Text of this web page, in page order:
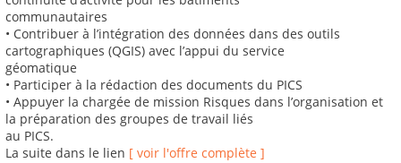
communautaires
• Contribuer à l’intégration des données dans des outils
cartographiques (QGIS) avec l’appui du service
géomatique
• Participer à la rédaction des documents du PICS
• Appuyer la chargée de mission Risques dans l’organisation et
la préparation des groupes de travail liés
au PICS.
La suite dans le lien [ voir l'offre complète ]